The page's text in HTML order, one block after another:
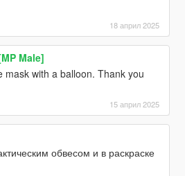
18 април 2025
Male]
with a balloon. Thank you
15 април 2025
обвесом и в раскраске